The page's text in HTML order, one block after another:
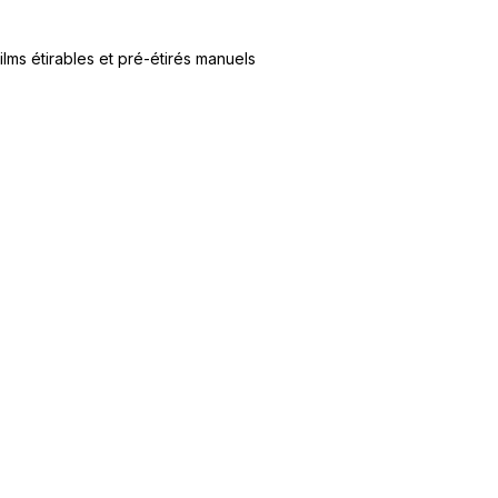
étirables et pré-étirés manuels